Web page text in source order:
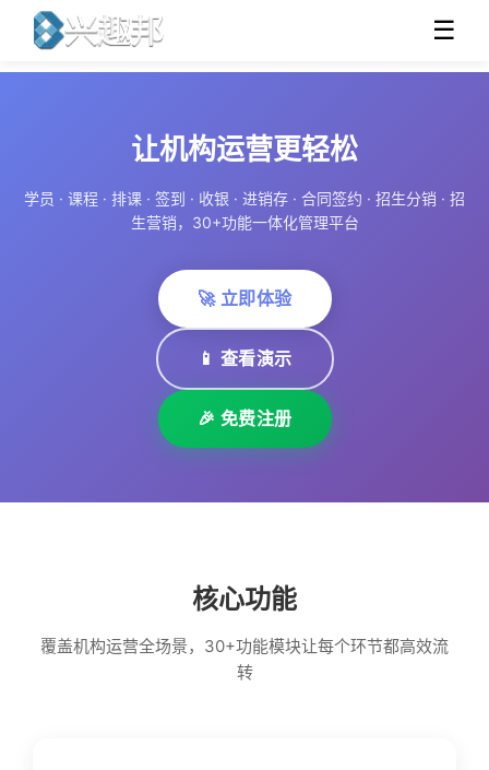
☰
让机构运营更轻松
学员 · 课程 · 排课 · 签到 · 收银 · 进销存 · 合同签约 · 招生分销 · 招
生营销，30+功能一体化管理平台
🚀 立即体验
📱 查看演示
🎉 免费注册
核心功能
覆盖机构运营全场景，30+功能模块让每个环节都高效流
转